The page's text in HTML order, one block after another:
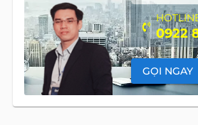
0922
GỌI NGAY